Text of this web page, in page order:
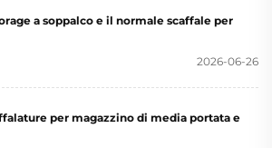
a soppalco e il normale scaffale per
2026-06-26
per magazzino di media portata e